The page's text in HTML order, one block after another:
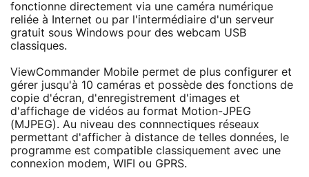
fonctionne directement via une caméra numérique
reliée à Internet ou par l'intermédiaire d'un serveur
gratuit sous Windows pour des webcam USB
classiques.
ViewCommander Mobile permet de plus configurer et
gérer jusqu'à 10 caméras et possède des fonctions de
copie d'écran, d'enregistrement d'images et
d'affichage de vidéos au format Motion-JPEG
(MJPEG). Au niveau des connnectiques réseaux
permettant d'afficher à distance de telles données, le
programme est compatible classiquement avec une
connexion modem, WIFI ou GPRS.